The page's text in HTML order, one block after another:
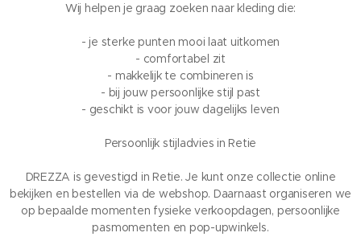
Wij helpen je graag zoeken naar kleding die:
- je sterke punten mooi laat uitkomen
- comfortabel zit
- makkelijk te combineren is
- bij jouw persoonlijke stijl past
- geschikt is voor jouw dagelijks leven
Persoonlijk stijladvies in Retie
DREZZA is gevestigd in Retie. Je kunt onze collectie online
bekijken en bestellen via de webshop. Daarnaast organiseren we
op bepaalde momenten fysieke verkoopdagen, persoonlijke
pasmomenten en pop-upwinkels.